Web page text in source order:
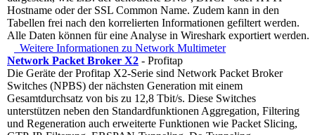
Hostname oder der SSL Common Name. Zudem kann in den
Tabellen frei nach den korrelierten Informationen gefiltert werden.
Alle Daten können für eine Analyse in Wireshark exportiert werden.
Weitere Informationen zu Network Multimeter
Network Packet Broker X2 - Profitap
Die Geräte der Profitap X2-Serie sind Network Packet Broker
Switches (NPBS) der nächsten Generation mit einem
Gesamtdurchsatz von bis zu 12,8 Tbit/s. Diese Switches
unterstützen neben den Standardfunktionen Aggregation, Filtering
und Regeneration auch erweiterte Funktionen wie Packet Slicing,